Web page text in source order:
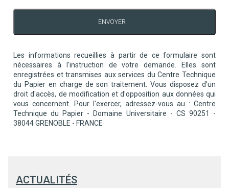
ENVOYER
Les informations recueillies à partir de ce formulaire sont
nécessaires à l'instruction de votre demande. Elles sont
enregistrées et transmises aux services du Centre Technique
du Papier en charge de son traitement. Vous disposez d'un
droit d'accès, de modification et d'opposition aux données qui
vous concernent. Pour l'exercer, adressez-vous au : Centre
Technique du Papier - Domaine Universitaire - CS 90251 -
38044 GRENOBLE - FRANCE
ACTUALITÉS